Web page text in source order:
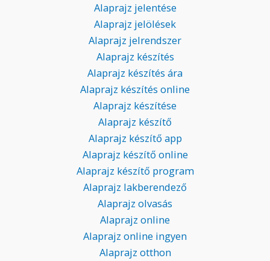
Alaprajz jelentése
Alaprajz jelölések
Alaprajz jelrendszer
Alaprajz készítés
Alaprajz készítés ára
Alaprajz készítés online
Alaprajz készítése
Alaprajz készítő
Alaprajz készítő app
Alaprajz készítő online
Alaprajz készítő program
Alaprajz lakberendező
Alaprajz olvasás
Alaprajz online
Alaprajz online ingyen
Alaprajz otthon